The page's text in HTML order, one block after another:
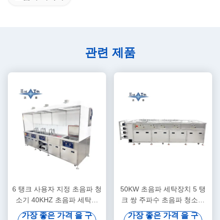
관련 제품
6 탱크 사용자 지정 초음파 청
소기 40KHZ 초음파 세탁기
30KW
가장 좋은 가격 을 구
50KW 초음파 세탁장치 5 탱
크 쌍 주파수 초음파 청소기
사용자 정의
가장 좋은 가격 을 구